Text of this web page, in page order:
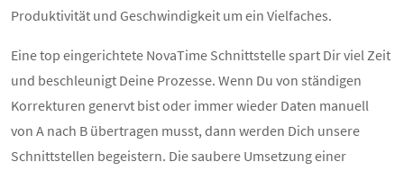
Produktivität und Geschwindigkeit um ein Vielfaches.
Eine top eingerichtete NovaTime Schnittstelle spart Dir viel Zeit
und beschleunigt Deine Prozesse. Wenn Du von ständigen
Korrekturen genervt bist oder immer wieder Daten manuell
von A nach B übertragen musst, dann werden Dich unsere
Schnittstellen begeistern. Die saubere Umsetzung einer